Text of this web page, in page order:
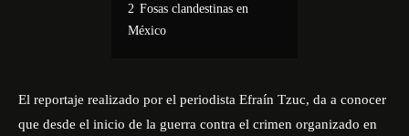
2 Fosas clandestinas en
México
El reportaje realizado por el periodista Efraín Tzuc, da a conocer
que desde el inicio de la guerra contra el crimen organizado en